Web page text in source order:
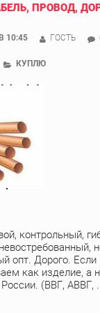
ПРОВОД,
10:45 ГОСТЬ
КУПЛЮ
контрольный,
опт. Дорого. Если
как изделие, а
(ВВГ, АВВГ,